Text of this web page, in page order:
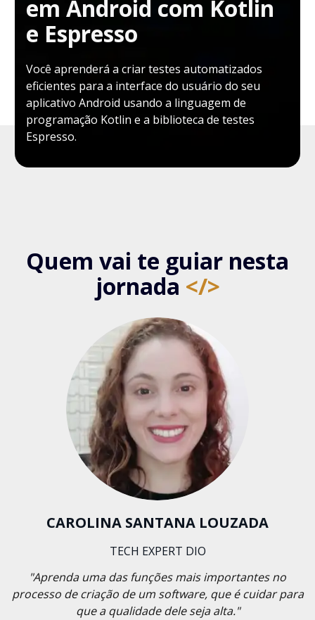
em Android com Kotlin
e Espresso
Você aprenderá a criar testes automatizados
eficientes para a interface do usuário do seu
aplicativo Android usando a linguagem de
programação Kotlin e a biblioteca de testes
Espresso.
Quem vai te guiar nesta
jornada </>
CAROLINA SANTANA LOUZADA
TECH EXPERT DIO
"Aprenda uma das funções mais importantes no
processo de criação de um software, que é cuidar para
que a qualidade dele seja alta."